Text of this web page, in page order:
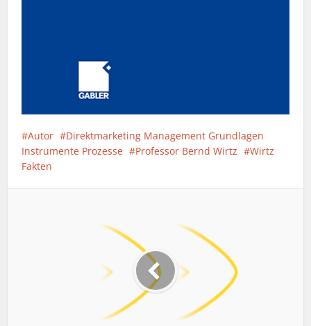
Autor
Direktmarketing Management Grundlagen
Instrumente Prozesse
Professor Bernd Wirtz
Wirtz
Fakten